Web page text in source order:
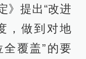
》提出“改进
，做到对地
覆盖”的要